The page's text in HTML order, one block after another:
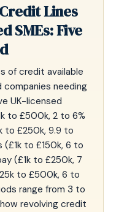
Lines
SMEs: Five
of credit available
companies needing
UK-licensed
to £500k, 2 to 6%
to £250k, 9.9 to
(£1k to £150k, 6 to
(£1k to £250k, 7
to £500k, 6 to
range from 3 to
revolving credit